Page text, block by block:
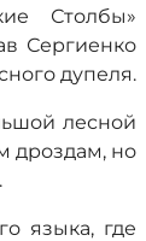
Столбы»
Сергиенко
дупеля.
лесной
дроздам, но
языка, где